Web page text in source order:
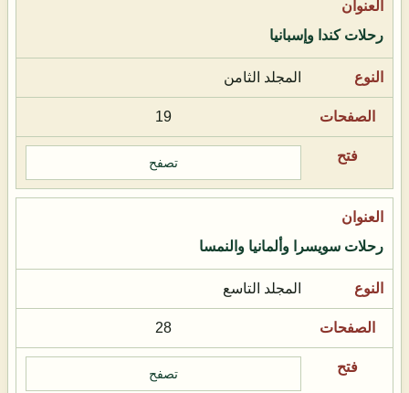
رحلات كندا وإسبانيا
المجلد الثامن
19
تصفح
رحلات سويسرا وألمانيا والنمسا
المجلد التاسع
28
تصفح